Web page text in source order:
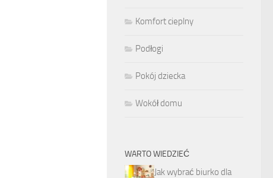
Komfort cieplny
Podłogi
Pokój dziecka
Wokół domu
WARTO WIEDZIEĆ
Jak wybrać biurko dla